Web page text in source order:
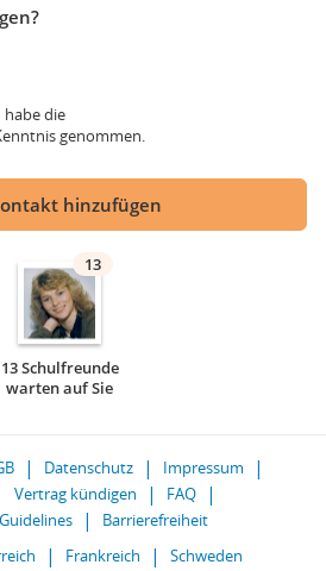
habe die
genommen.
hinzufügen
13
13 Schulfreunde
warten auf Sie
Datenschutz
Impressum
Vertrag kündigen
FAQ
Barrierefreiheit
Frankreich Schweden